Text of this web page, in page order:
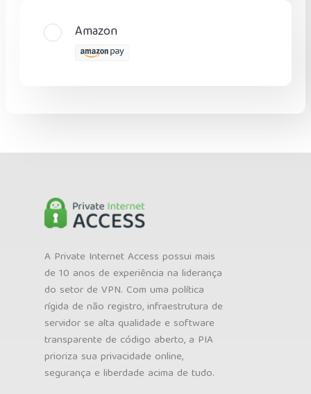
Amazon
A Private Internet Access possui mais
de 10 anos de experiência na liderança
do setor de VPN. Com uma política
rígida de não registro, infraestrutura de
servidor se alta qualidade e software
transparente de código aberto, a PIA
prioriza sua privacidade online,
segurança e liberdade acima de tudo.